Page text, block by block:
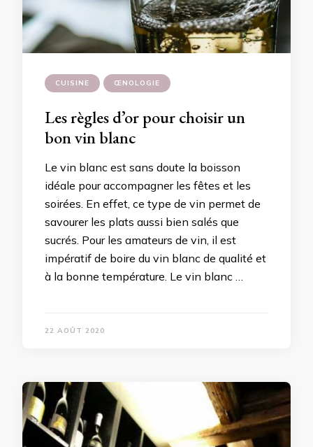
CUISINE ŒNOLOGIE
Les règles d’or pour choisir un
bon vin blanc
Le vin blanc est sans doute la boisson
idéale pour accompagner les fêtes et les
soirées. En effet, ce type de vin permet de
savourer les plats aussi bien salés que
sucrés. Pour les amateurs de vin, il est
impératif de boire du vin blanc de qualité et
à la bonne température. Le vin blanc …
22 AOÛT 2020